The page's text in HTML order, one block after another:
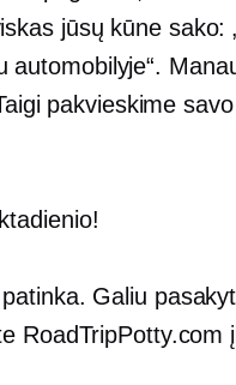
jūsų kūne sako:
automobilyje“.
pakvieskime
Galiu
RoadTripPotty.com